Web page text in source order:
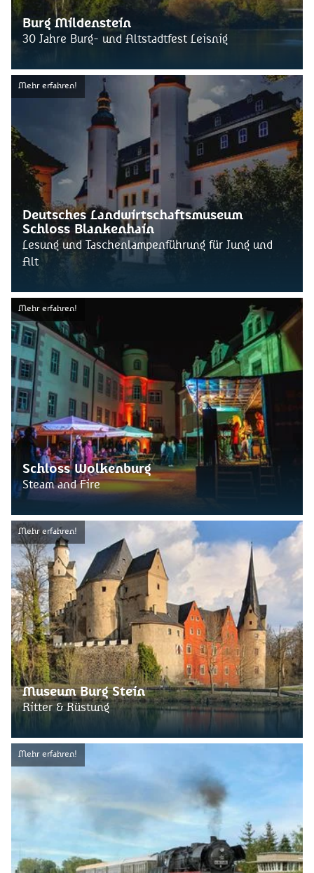
Burg Mildenstein
30 Jahre Burg- und Altstadtfest Leisnig
Mehr erfahren!
Deutsches Landwirtschaftsmuseum
Schloss Blankenhain
Lesung und Taschenlampenführung für Jung und
Alt
Mehr erfahren!
Schloss Wolkenburg
Steam and Fire
Mehr erfahren!
Museum Burg Stein
Ritter & Rüstung
Mehr erfahren!